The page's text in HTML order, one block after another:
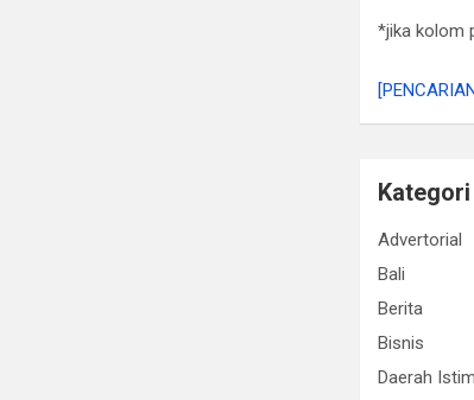
*jika kolom
Kategori
Advertorial
Bali
Berita
Bisnis
Daerah